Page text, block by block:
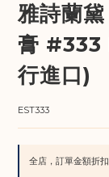
雅詩蘭
膏
行進口)
EST333
全店，訂單金額折